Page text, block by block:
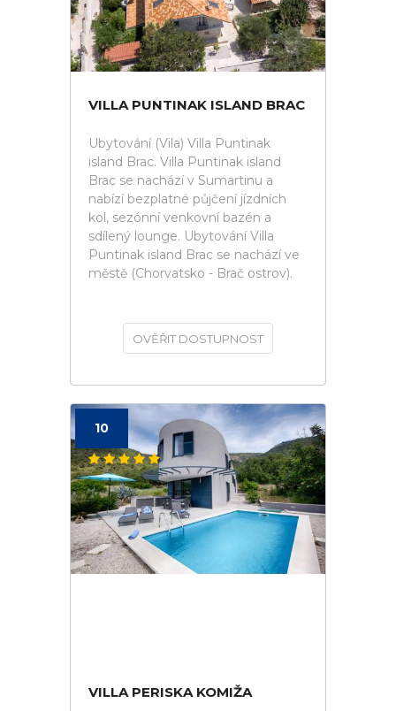
VILLA PUNTINAK ISLAND BRAC
Ubytování (Vila) Villa Puntinak
island Brac. Villa Puntinak island
Brac se nachází v Sumartinu a
nabízí bezplatné půjčení jízdních
kol, sezónní venkovní bazén a
sdílený lounge. Ubytování Villa
Puntinak island Brac se nachází ve
městě (Chorvatsko - Brač ostrov).
OVĚŘIT DOSTUPNOST
10
VILLA PERISKA KOMIŽA